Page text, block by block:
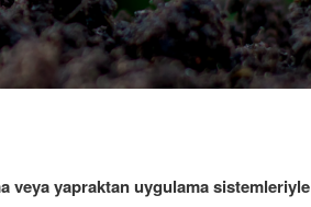
veya yapraktan uygulama sistemleriyle